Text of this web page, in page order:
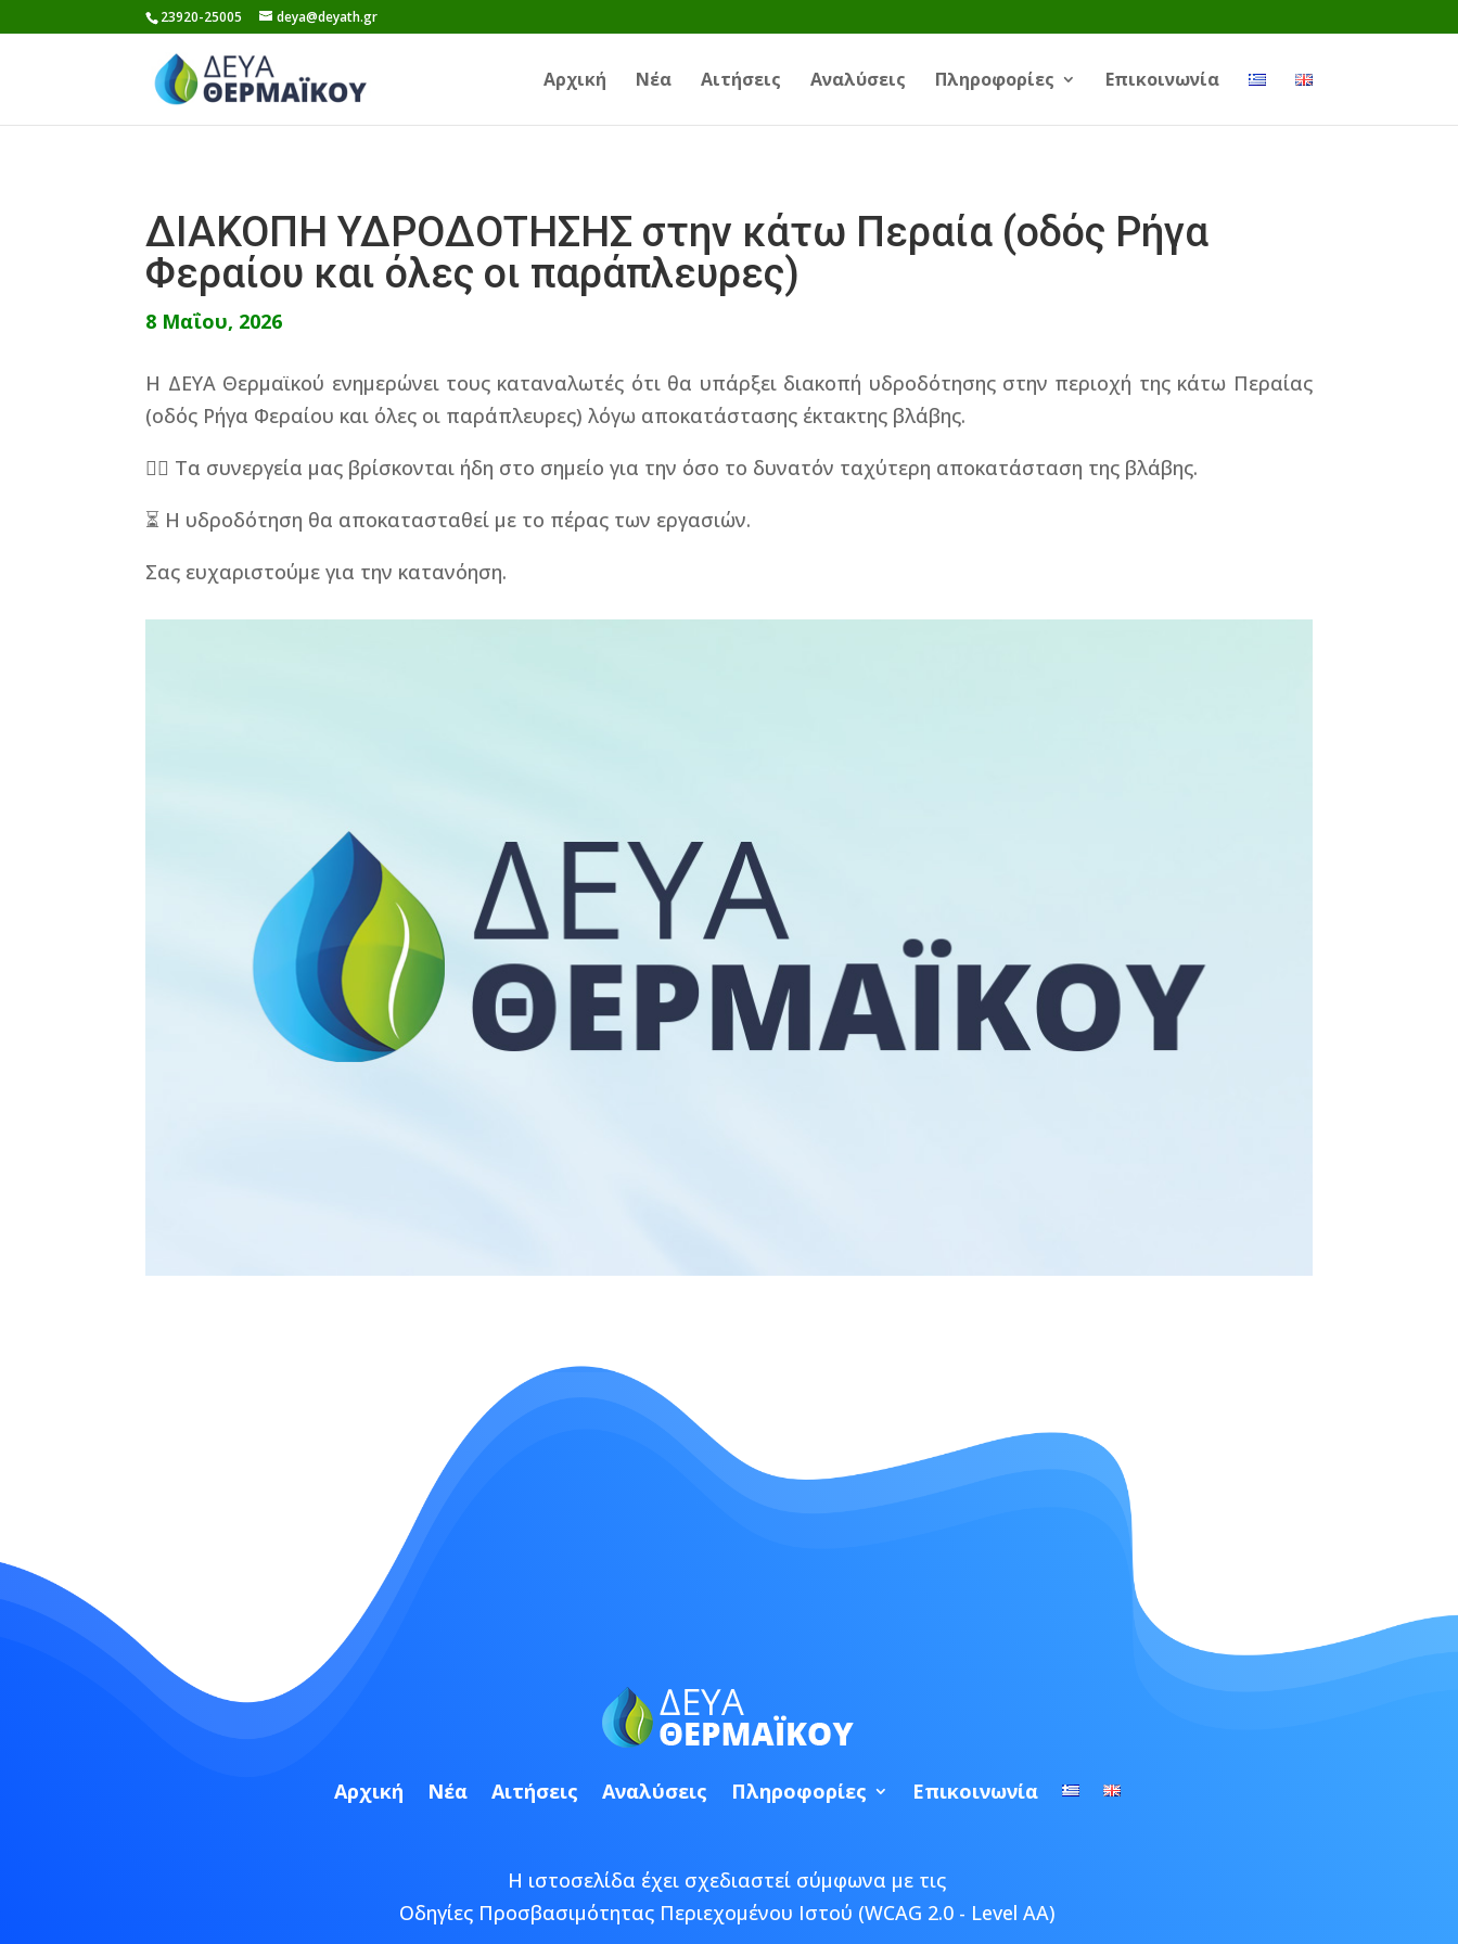
to
23920-25005 deya@deyath.gr
Αρχική Νέα Αιτήσεις Αναλύσεις Πληροφορίες Επικοινωνία
ΔΙΑΚΟΠΗ ΥΔΡΟΔΟΤΗΣΗΣ στην κάτω Περαία (οδός Ρήγα
Φεραίου και όλες οι παράπλευρες)
8 Μαΐου, 2026
Η ΔΕΥΑ Θερμαϊκού ενημερώνει τους καταναλωτές ότι θα υπάρξει διακοπή υδροδότησης στην περιοχή της κάτω Περαίας
(οδός Ρήγα Φεραίου και όλες οι παράπλευρες) λόγω αποκατάστασης έκτακτης βλάβης.
👷‍♂️ Τα συνεργεία μας βρίσκονται ήδη στο σημείο για την όσο το δυνατόν ταχύτερη αποκατάσταση της βλάβης.
⏳ Η υδροδότηση θα αποκατασταθεί με το πέρας των εργασιών.
Σας ευχαριστούμε για την κατανόηση.
Αρχική Νέα Αιτήσεις Αναλύσεις Πληροφορίες Επικοινωνία
Η ιστοσελίδα έχει σχεδιαστεί σύμφωνα με τις
Οδηγίες Προσβασιμότητας Περιεχομένου Ιστού (WCAG 2.0 - Level AA)